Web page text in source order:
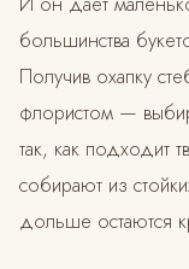
большинства
Получив охапку
флористом —
так, как подходит
собирают из
дольше остаются